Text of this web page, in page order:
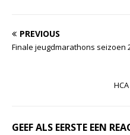
PREVIOUS
Finale jeugdmarathons seizoen
GEEF ALS EERSTE EEN